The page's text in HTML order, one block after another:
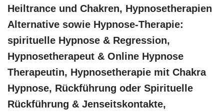
Heiltrance und Chakren, Hypnosetherapien
Alternative sowie Hypnose-Therapie:
spirituelle Hypnose & Regression,
Hypnosetherapeut & Online Hypnose
Therapeutin, Hypnosetherapie mit Chakra
Hypnose, Rückführung oder Spirituelle
Rückführung & Jenseitskontakte,